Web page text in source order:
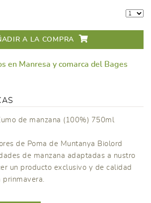
A LA COMPRA
en Manresa y comarca del Bages
de manzana (100%) 750ml
de Poma de Muntanya Biolord
de manzana adaptadas a nustro
un producto exclusivo y de calidad
prinmavera.